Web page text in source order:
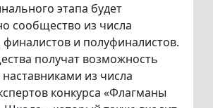
этапа будет
сообщество из числа
финалистов и полуфиналистов.
получат возможность
из числа
конкурса «Флагманы